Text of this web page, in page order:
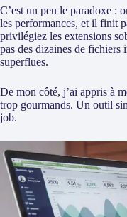
C’est un peu le paradoxe :
les performances, et il finit
privilégiez les extensions
pas des dizaines de fichiers
superflues.
De mon côté, j’ai appris à
trop gourmands. Un outil
job.